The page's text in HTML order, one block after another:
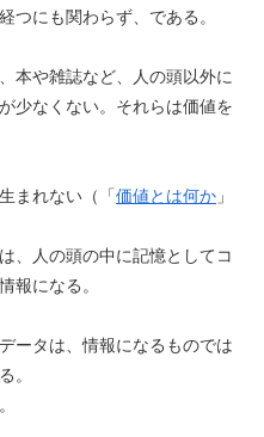
つにも関わらず、である。
本や雑誌など、人の頭以外に
少なくない。それらは価値を
まれない（「価値とは何か 」
、人の頭の中に記憶としてコ
報になる。
ータは、情報になるものでは
。